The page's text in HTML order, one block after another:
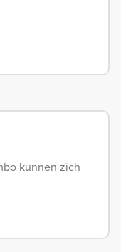
kunnen zich